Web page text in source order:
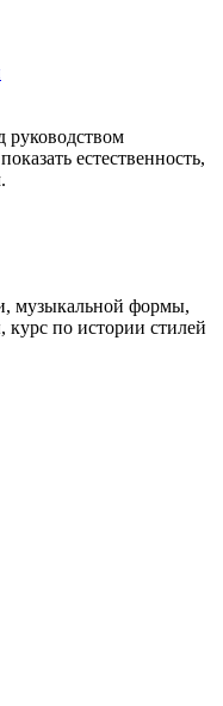
руководством
естественность,
музыкальной формы,
курс по истории стилей